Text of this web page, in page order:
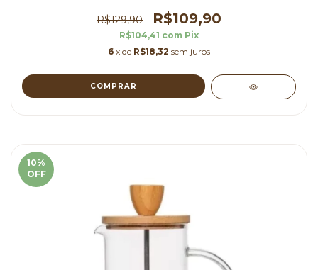
R$129,90 R$109,90
R$104,41 com Pix
6 x de R$18,32 sem juros
10%
OFF